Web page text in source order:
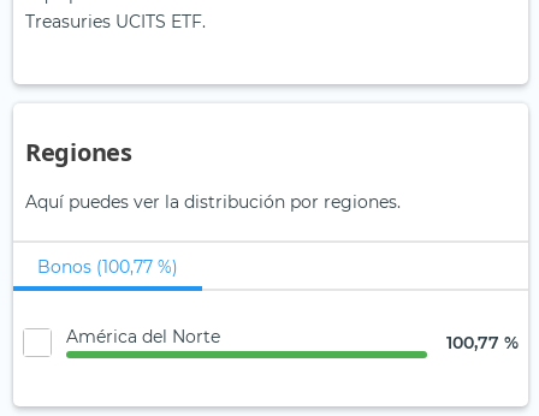
Treasuries UCITS ETF.
Regiones
Aquí puedes ver la distribución por regiones.
Bonos (100,77 %)
América del Norte 100,77 %